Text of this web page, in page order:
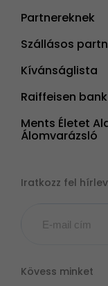
Partnereknek
Szállásos
Kívánságlista
Raiffeisen
Ments Életet
Álomvarázsló
Iratkozz fel
Kövess minket